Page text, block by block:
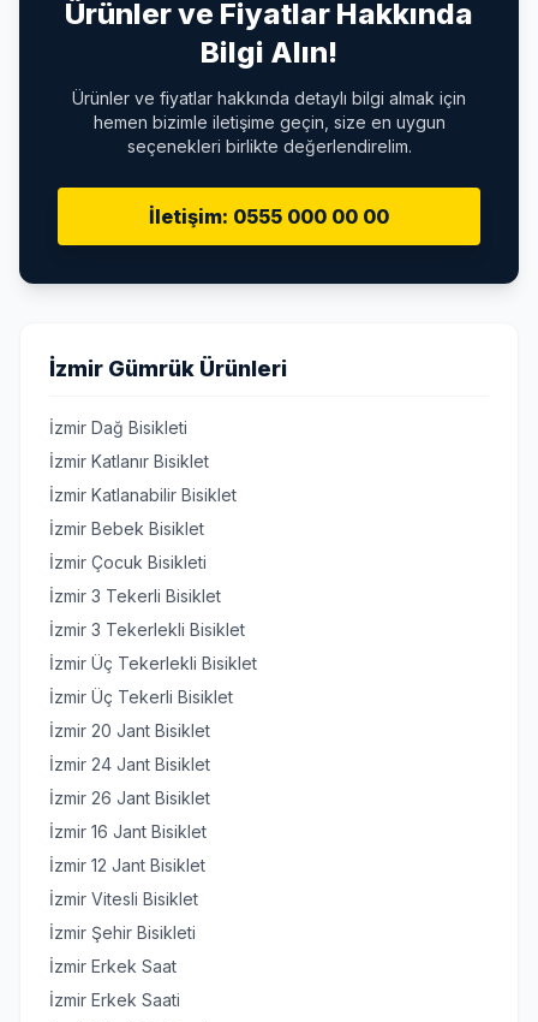
Ürünler ve Fiyatlar Hakkında
Bilgi Alın!
Ürünler ve fiyatlar hakkında detaylı bilgi almak için
hemen bizimle iletişime geçin, size en uygun
seçenekleri birlikte değerlendirelim.
İletişim: 0555 000 00 00
İzmir Gümrük Ürünleri
İzmir Dağ Bisikleti
İzmir Katlanır Bisiklet
İzmir Katlanabilir Bisiklet
İzmir Bebek Bisiklet
İzmir Çocuk Bisikleti
İzmir 3 Tekerli Bisiklet
İzmir 3 Tekerlekli Bisiklet
İzmir Üç Tekerlekli Bisiklet
İzmir Üç Tekerli Bisiklet
İzmir 20 Jant Bisiklet
İzmir 24 Jant Bisiklet
İzmir 26 Jant Bisiklet
İzmir 16 Jant Bisiklet
İzmir 12 Jant Bisiklet
İzmir Vitesli Bisiklet
İzmir Şehir Bisikleti
İzmir Erkek Saat
İzmir Erkek Saati